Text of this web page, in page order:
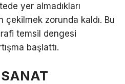
yer almadıkları
çekilmek zorunda kaldı. Bu
temsil dengesi
başlattı.